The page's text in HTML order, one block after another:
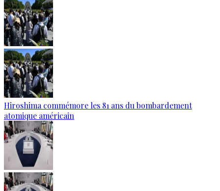
Hiroshima commémore les 81 ans du bombardement
atomique américain